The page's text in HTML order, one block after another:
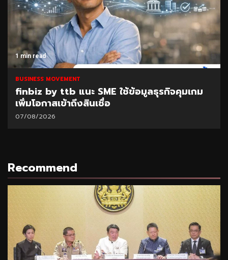
1 min read
BUSINESS MOVEMENT
finbiz by ttb แนะ SME ใช้ข้อมูลธุรกิจคุมเกม
เพิ่มโอกาสเข้าถึงสินเชื่อ
07/08/2026
Recommend